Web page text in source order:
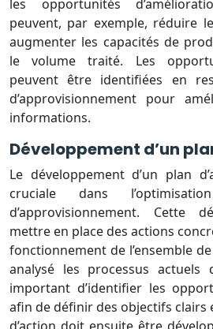
les opportunités
peuvent, par exemple, réduire
augmenter les capacités de
le volume traité. Les
peuvent être identifiées en
d’approvisionnement pour
informations.
Développement d’un
Le développement d’un plan
cruciale dans
d’approvisionnement. Cette
mettre en place des actions
fonctionnement de l’ensemble
analysé les processus actuels
important d’identifier les
afin de définir des objectifs clairs